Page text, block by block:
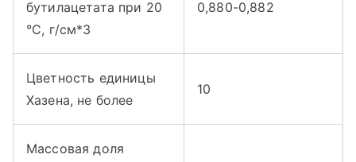
бутилацетата при 20
°С, г/см*3
0,880-0,882
Цветность единицы
Хазена, не более
10
Массовая доля